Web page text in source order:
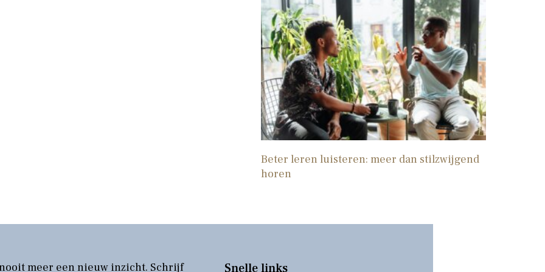
Beter leren luisteren: meer dan stilzwijgend
horen
meer een nieuw inzicht. Schrijf Snelle links